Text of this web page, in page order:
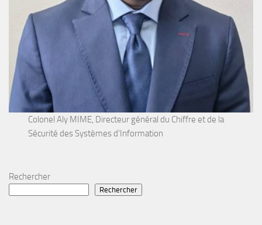
Colonel Aly MIME, Directeur général du Chiffre et de la
Sécurité des Systèmes d'Information
Rechercher
Rechercher